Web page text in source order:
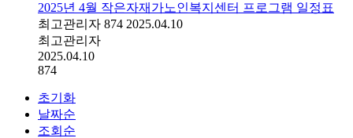
2025년 4월 작은자재가노인복지센터 프로그램 일정표
최고관리자 874 2025.04.10
최고관리자
2025.04.10
874
초기화
날짜순
조회순